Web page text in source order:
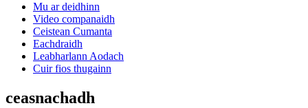
Mu ar deidhinn
Video companaidh
Ceistean Cumanta
Eachdraidh
Leabharlann Aodach
Cuir fios thugainn
ceasnachadh